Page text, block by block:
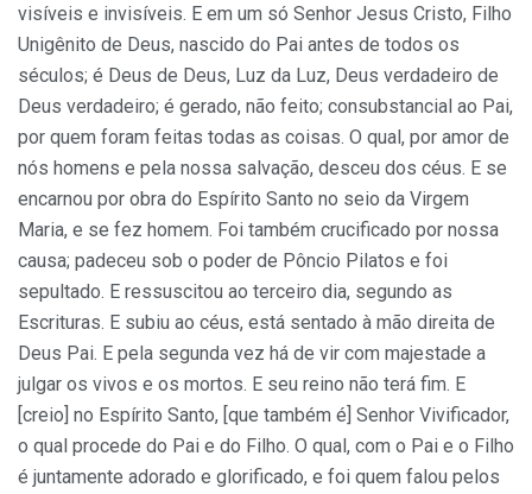
visíveis e invisíveis. E em um só Senhor Jesus Cristo, Filho
Unigênito de Deus, nascido do Pai antes de todos os
séculos; é Deus de Deus, Luz da Luz, Deus verdadeiro de
Deus verdadeiro; é gerado, não feito; consubstancial ao Pai,
por quem foram feitas todas as coisas. O qual, por amor de
nós homens e pela nossa salvação, desceu dos céus. E se
encarnou por obra do Espírito Santo no seio da Virgem
Maria, e se fez homem. Foi também crucificado por nossa
causa; padeceu sob o poder de Pôncio Pilatos e foi
sepultado. E ressuscitou ao terceiro dia, segundo as
Escrituras. E subiu ao céus, está sentado à mão direita de
Deus Pai. E pela segunda vez há de vir com majestade a
julgar os vivos e os mortos. E seu reino não terá fim. E
[creio] no Espírito Santo, [que também é] Senhor Vivificador,
o qual procede do Pai e do Filho. O qual, com o Pai e o Filho
é juntamente adorado e glorificado, e foi quem falou pelos